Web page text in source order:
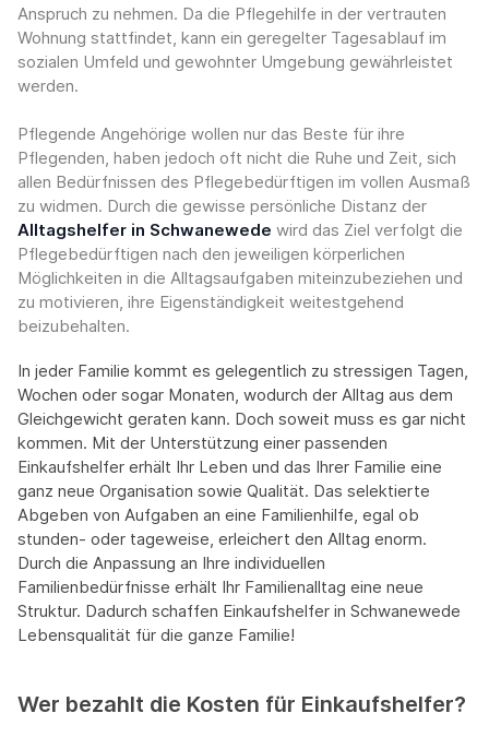
Anspruch zu nehmen. Da die Pflegehilfe in der vertrauten
Wohnung stattfindet, kann ein geregelter Tagesablauf im
sozialen Umfeld und gewohnter Umgebung gewährleistet
werden.
Pflegende Angehörige wollen nur das Beste für ihre
Pflegenden, haben jedoch oft nicht die Ruhe und Zeit, sich
allen Bedürfnissen des Pflegebedürftigen im vollen Ausmaß
zu widmen. Durch die gewisse persönliche Distanz der
Alltagshelfer in Schwanewede wird das Ziel verfolgt die
Pflegebedürftigen nach den jeweiligen körperlichen
Möglichkeiten in die Alltagsaufgaben miteinzubeziehen und
zu motivieren, ihre Eigenständigkeit weitestgehend
beizubehalten.
In jeder Familie kommt es gelegentlich zu stressigen Tagen,
Wochen oder sogar Monaten, wodurch der Alltag aus dem
Gleichgewicht geraten kann. Doch soweit muss es gar nicht
kommen. Mit der Unterstützung einer passenden
Einkaufshelfer erhält Ihr Leben und das Ihrer Familie eine
ganz neue Organisation sowie Qualität. Das selektierte
Abgeben von Aufgaben an eine Familienhilfe, egal ob
stunden- oder tageweise, erleichert den Alltag enorm.
Durch die Anpassung an Ihre individuellen
Familienbedürfnisse erhält Ihr Familienalltag eine neue
Struktur. Dadurch schaffen Einkaufshelfer in Schwanewede
Lebensqualität für die ganze Familie!
Wer bezahlt die Kosten für Einkaufshelfer?